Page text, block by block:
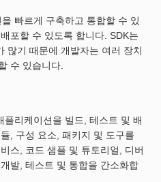
빠르게 구축하고 통합할 수 있
포할 수 있도록 합니다. SDK는
많기 때문에 개발자는 여러 장치
수 있습니다.
리케이션을 빌드, 테스트 및 배
, 구성 요소, 패키지 및 도구를
스, 코드 샘플 및 튜토리얼, 디버
발, 테스트 및 통합을 간소화합